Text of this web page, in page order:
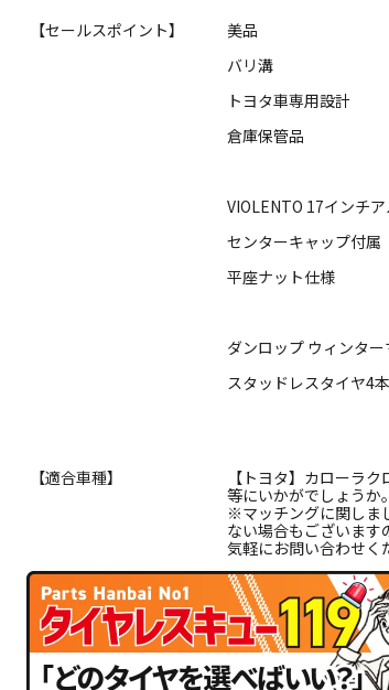
【セールスポイント】
美品
バリ溝
トヨタ車専用設計
倉庫保管品
VIOLENTO 17インチ
センターキャップ付属
平座ナット仕様
ダンロップ ウィンタ
スタッドレスタイヤ4
【適合車種】
【トヨタ】カローラ
等にいかがでしょうか。
※マッチングに関しま
ない場合もございます
気軽にお問い合わせく